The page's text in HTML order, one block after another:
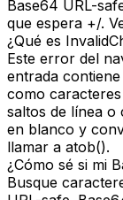
Base64 URL-
que espera +/.
¿Qué es
Este error del
entrada
como
saltos de línea o
en blanco y
llamar a atob().
¿Cómo sé si mi
Busque